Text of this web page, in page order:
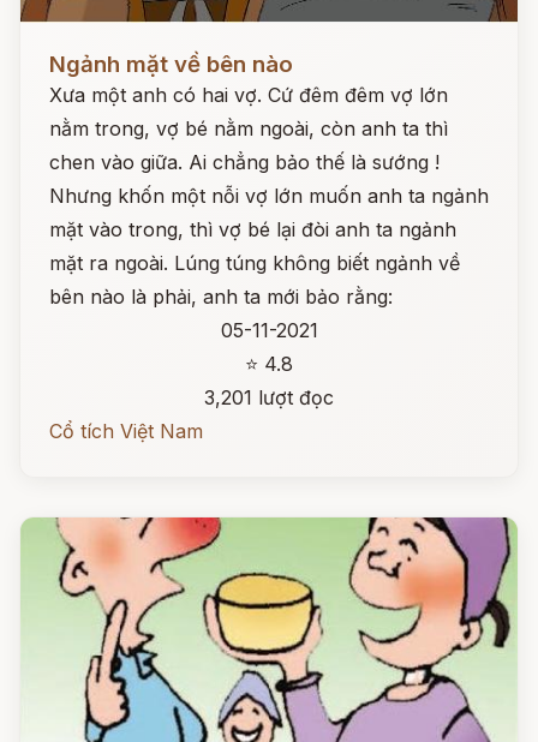
Ngảnh mặt về bên nào
Xưa một anh có hai vợ. Cứ đêm đêm vợ lớn
nằm trong, vợ bé nằm ngoài, còn anh ta thì
chen vào giữa. Ai chẳng bảo thế là sướng !
Nhưng khốn một nỗi vợ lớn muốn anh ta ngảnh
mặt vào trong, thì vợ bé lại đòi anh ta ngảnh
mặt ra ngoài. Lúng túng không biết ngảnh về
bên nào là phải, anh ta mới bảo rằng:
05-11-2021
⭐ 4.8
3,201 lượt đọc
Cổ tích Việt Nam